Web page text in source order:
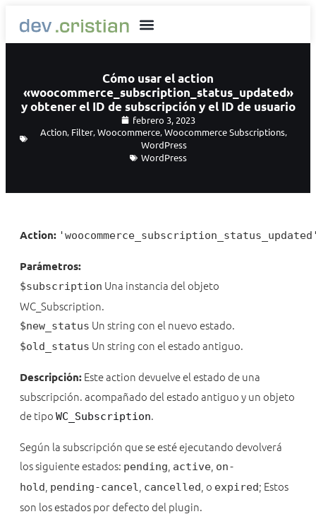
Cómo usar el action
«woocommerce_subscription_status_updated»
y obtener el ID de subscripción y el ID de usuario
febrero 3, 2023
Action, Filter,Woocommerce,Woocommerce Subscriptions,
WordPress
WordPress
Action:
Parámetros:
$subscription Una instancia del objeto
WC_Subscription.
$new_status Un string con el nuevo estado.
$old_status Un string con el estado antiguo.
Descripción: Este action devuelve el estado de una
subscripción. acompañado del estado antiguo y un objeto
de tipo WC_Subscription.
Según la subscripción que se esté ejecutando devolverá
los siguiente estados: pending active on-
hold pending-cancel cancelled , o expired; Estos
son los estados por defecto del plugin.